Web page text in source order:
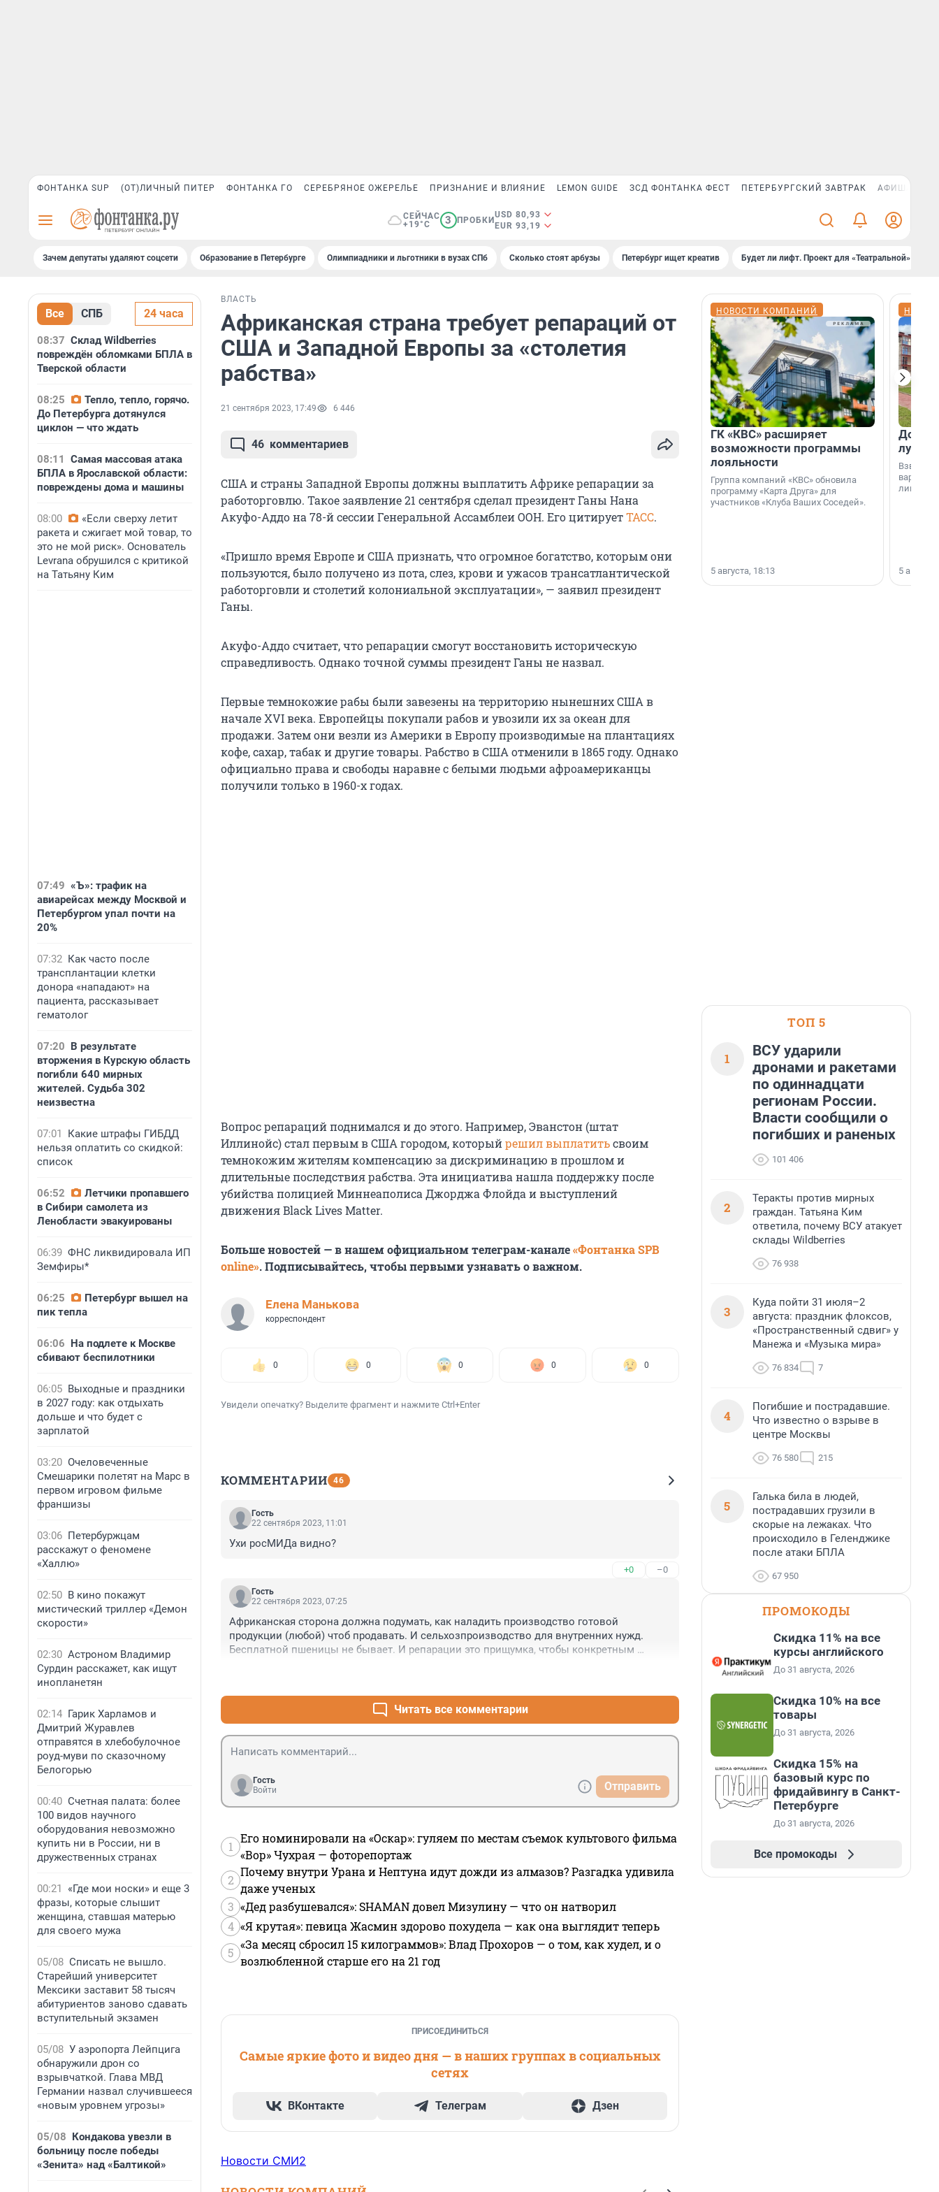
ФОНТАНКА SUP (ОТ)ЛИЧНЫЙ ПИТЕР ФОНТАНКА ГО СЕРЕБРЯНОЕ ОЖЕРЕЛЬЕ ПРИЗНАНИЕ И ВЛИЯНИЕ LEMON GUIDE ЗСД ФОНТАНКА ФЕСТ ПЕТЕРБУРГСКИЙ ЗАВТРАК АФИША PLUS
СЕЙЧАС
+19°C
3 ПРОБКИ
USD 80,93
EUR 93,19
Зачем депутаты удаляют соцсети Образование в Петербурге Олимпиадники и льготники в вузах СПб Сколько стоят арбузы Петербург ищет креатив Будет ли лифт. Проект для «Театральной»
Все СПБ 24 часа
08:37 Склад Wildberries
повреждён обломками БПЛА в
Тверской области
08:25
Тепло, тепло, горячо.
До Петербурга дотянулся
циклон — что ждать
08:11
Самая массовая атака
БПЛА в Ярославской области:
повреждены дома и машины
08:00
«Если сверху летит
ракета и сжигает мой товар, то
это не мой риск». Основатель
Levrana обрушился с критикой
на Татьяну Ким
07:49 «Ъ»: трафик на
авиарейсах между Москвой и
Петербургом упал почти на
20%
07:32 Как часто после
трансплантации клетки
донора «нападают» на
пациента, рассказывает
гематолог
07:20 В результате
вторжения в Курскую область
погибли 640 мирных
жителей. Судьба 302
неизвестна
07:01
Какие штрафы ГИБДД
нельзя оплатить со скидкой:
список
06:52
Летчики пропавшего
в Сибири самолета из
Ленобласти эвакуированы
06:39 ФНС ликвидировала ИП
Земфиры*
06:25
Петербург вышел на
пик тепла
06:06 На подлете к Москве
сбивают беспилотники
06:05 Выходные и праздники
в 2027 году: как отдыхать
дольше и что будет с
зарплатой
03:20 Очеловеченные
Смешарики полетят на Марс в
первом игровом фильме
франшизы
03:06 Петербуржцам
расскажут о феномене
«Халлю»
02:50 В кино покажут
мистический триллер «Демон
скорости»
02:30 Астроном Владимир
Сурдин расскажет, как ищут
инопланетян
02:14 Гарик Харламов и
Дмитрий Журавлев
отправятся в хлебобулочное
роуд-муви по сказочному
Белогорью
00:40 Счетная палата: более
100 видов научного
оборудования невозможно
купить ни в России, ни в
дружественных странах
00:21
«Где мои носки» и еще 3
фразы, которые слышит
женщина, ставшая матерью
для своего мужа
05/08 Списать не вышло.
Старейший университет
Мексики заставит 58 тысяч
абитуриентов заново сдавать
вступительный экзамен
05/08 У аэропорта Лейпцига
обнаружили дрон со
взрывчаткой. Глава МВД
Германии назвал случившееся
«новым уровнем угрозы»
05/08 Кондакова увезли в
больницу после победы
«Зенита» над «Балтикой»
ВЛАСТЬ
Африканская страна требует репараций от
США и Западной Европы за «столетия
рабства»
21 сентября 2023, 17:49 6 446
46 комментариев
США и страны Западной Европы должны выплатить Африке репарации за
работорговлю. Такое заявление 21 сентября сделал президент Ганы Нана
Акуфо-Аддо на 78-й сессии Генеральной Ассамблеи ООН. Его цитируетТАСС.
«Пришло время Европе и США признать, что огромное богатство, которым они
пользуются, было получено из пота, слез, крови и ужасов трансатлантической
работорговли и столетий колониальной эксплуатации», — заявил президент
Ганы.
Акуфо-Аддо считает, что репарации смогут восстановить историческую
справедливость. Однако точной суммы президент Ганы не назвал.
Первые темнокожие рабы были завезены на территорию нынешних США в
начале XVI века. Европейцы покупали рабов и увозили их за океан для
продажи. Затем они везли из Америки в Европу производимые на плантациях
кофе, сахар, табак и другие товары. Рабство в США отменили в 1865 году. Однако
официально права и свободы наравне с белыми людьми афроамериканцы
получили только в 1960-х годах.
Вопрос репараций поднимался и до этого. Например, Эванстон (штат
Иллинойс) стал первым в США городом, которыйрешил выплатитьсвоим
темнокожим жителям компенсацию за дискриминацию в прошлом и
длительные последствия рабства. Эта инициатива нашла поддержку после
убийства полицией Миннеаполиса Джорджа Флойда и выступлений
движения Black Lives Matter.
Больше новостей — в нашем официальном телеграм-канале«Фонтанка SPB
online». Подписывайтесь, чтобы первыми узнавать о важном.
Елена Манькова
корреспондент
0 0 0 0 0
Увидели опечатку? Выделите фрагмент и нажмите Ctrl+Enter
КОММЕНТАРИИ 46
Гость
22 сентября 2023, 11:01
Ухи росМИДа видно?
+0 –0
Гость
22 сентября 2023, 07:25
Африканская сторона должна подумать, как наладить производство готовой
продукции (любой) чтоб продавать. И сельхозпроизводство для внутренних нужд.
Бесплатной пшеницы не бывает. И репарации это прищумка, чтобы конкретным
Читать все комментарии
Гость
Войти
Отправить
1
Его номинировали на «Оскар»: гуляем по местам съемок культового фильма
«Вор» Чухрая — фоторепортаж
2
Почему внутри Урана и Нептуна идут дожди из алмазов? Разгадка удивила
даже ученых
3 «Дед разбушевался»: SHAMAN довел Мизулину — что он натворил
4 «Я крутая»: певица Жасмин здорово похудела — как она выглядит теперь
5
«За месяц сбросил 15 килограммов»: Влад Прохоров — о том, как худел, и о
возлюбленной старше его на 21 год
ПРИСОЕДИНИТЬСЯ
Самые яркие фото и видео дня — в наших группах в социальных
сетях
ВКонтакте Телеграм Дзен
Новости СМИ2
НОВОСТИ КОМПАНИЙ
ГК «КВС» расширяет
возможности программы
лояльности
Группа компаний «КВС» обновила
программу «Карта Друга» для
участников «Клуба Ваших Соседей».
5 августа, 18:13
Дом
лучше
лишнего
5
ТОП 5
1
ВСУ ударили
дронами и ракетами
по одиннадцати
регионам России.
Власти сообщили о
погибших и раненых
101 406
2
Теракты против мирных
граждан. Татьяна Ким
ответила, почему ВСУ атакует
склады Wildberries
76 938
3
Куда пойти 31 июля–2
августа: праздник флоксов,
«Пространственный сдвиг» у
Манежа и «Музыка мира»
76 834 7
4
Погибшие и пострадавшие.
Что известно о взрыве в
центре Москвы
76 580 215
5
Галька била в людей,
пострадавших грузили в
скорые на лежаках. Что
происходило в Геленджике
после атаки БПЛА
67 950
ПРОМОКОДЫ
Скидка 11% на все
курсы английского
До 31 августа, 2026
Скидка 10% на все
товары
До 31 августа, 2026
Скидка 15% на
базовый курс по
фридайвингу в Санкт-
Петербурге
До 31 августа, 2026
Все промокоды